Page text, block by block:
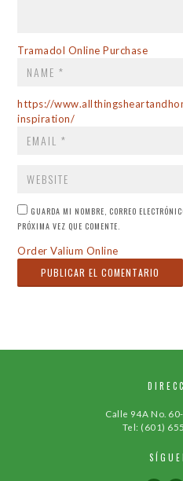
Tramadol Online PurchaseNAME
*
https://
inspiration/EMAIL
*
GUARDA MI NOMBRE, CORREO
PRÓXIMA VEZ QUE COMENTE.
Order Valium Online
Calle 94A No.
Tel: (601)